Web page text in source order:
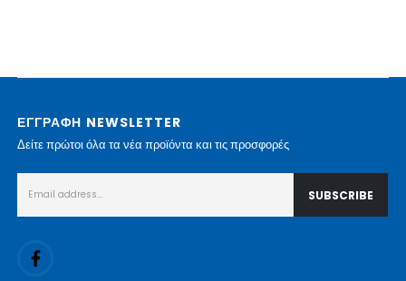
ΕΓΓΡΑΦΗ NEWSLETTER
Δείτε πρώτοι όλα τα νέα προϊόντα και τις προσφορές